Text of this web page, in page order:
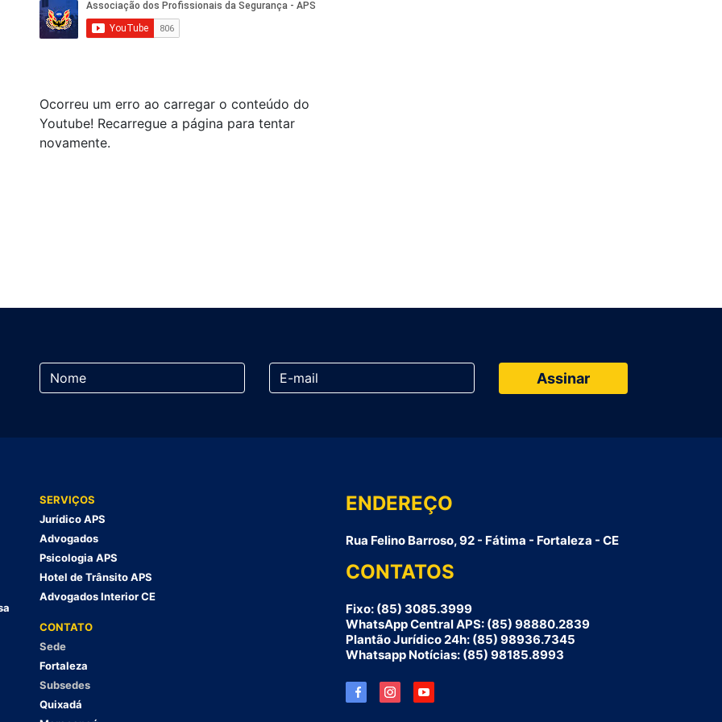
Ocorreu um erro ao carregar o conteúdo do
Youtube! Recarregue a página para tentar
novamente.
SERVIÇOS
Jurídico APS
Advogados
Psicologia APS
Hotel de Trânsito APS
Advogados Interior CE
CONTATO
Sede
Fortaleza
Subsedes
Quixadá
ENDEREÇO
Rua Felino Barroso, 92 - Fátima - Fortaleza - CE
CONTATOS
Fixo: (85) 3085.3999
WhatsApp Central APS: (85) 98880.2839
Plantão Jurídico 24h: (85) 98936.7345
Whatsapp Notícias: (85) 98185.8993